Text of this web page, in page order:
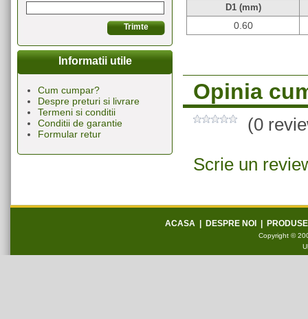
Informatii utile
Cum cumpar?
Despre preturi si livrare
Termeni si conditii
Conditii de garantie
Formular retur
D1 (mm)
0.60
Opinia
(0
Scrie un
ACASA DESPRE NOI
Copyright ©